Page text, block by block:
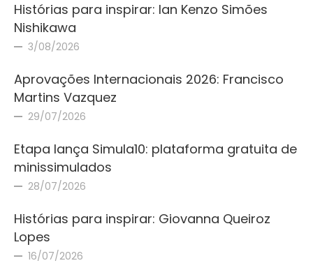
Histórias para inspirar: Ian Kenzo Simões
Nishikawa
3/08/2026
Aprovações Internacionais 2026: Francisco
Martins Vazquez
29/07/2026
Etapa lança Simula10: plataforma gratuita de
minissimulados
28/07/2026
Histórias para inspirar: Giovanna Queiroz
Lopes
16/07/2026